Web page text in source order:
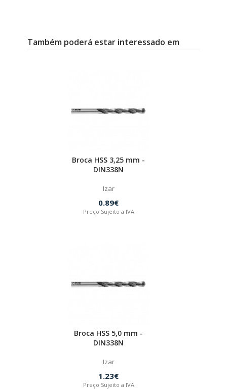
Também poderá estar interessado em
Broca HSS 3,25 mm -
DIN338N
Izar
0.89€
Preço Sujeito a IVA
Broca HSS 5,0 mm -
DIN338N
Izar
1.23€
Preço Sujeito a IVA